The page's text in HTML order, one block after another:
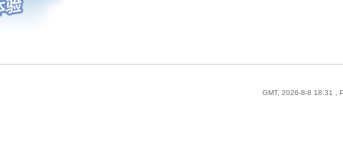
GMT, 2026-8-8 18:31 ,